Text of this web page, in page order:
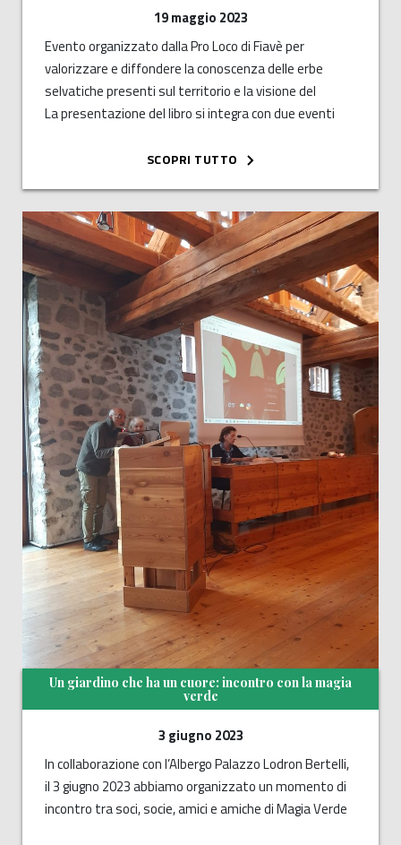
19 maggio 2023
Evento organizzato dalla Pro Loco di Fiavè per
valorizzare e diffondere la conoscenza delle erbe
selvatiche presenti sul territorio e la visione del
mondo ad esse legata, che corre il rischio di
La presentazione del libro si integra con due eventi
educatrice Sara Maino e una escursione sul campo di
SCOPRI TUTTO
Un giardino che ha un cuore: incontro con la magia
verde
3 giugno 2023
In collaborazione con l’Albergo Palazzo Lodron Bertelli,
il 3 giugno 2023 abbiamo organizzato un momento di
incontro tra soci, socie, amici e amiche di Magia Verde